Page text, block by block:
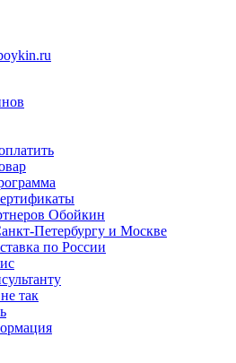
Обойкин
Петербургу и Москве
по России
так